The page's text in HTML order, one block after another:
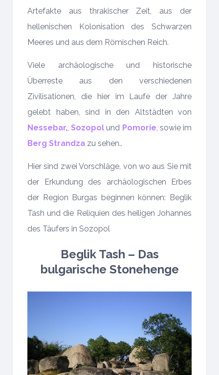
Artefakte aus thrakischer Zeit, aus der
hellenischen Kolonisation des Schwarzen
Meeres und aus dem Römischen Reich.
Viele archäologische und historische
Überreste aus den verschiedenen
Zivilisationen, die hier im Laufe der Jahre
gelebt haben, sind in den Altstädten von
Nessebar,,Sozopol und Pomorie, sowie im
Berg Strandza zu sehen..
Hier sind zwei Vorschläge, von wo aus Sie mit
der Erkundung des archäologischen Erbes
der Region Burgas beginnen können: Beglik
Tash und die Reliquien des heiligen Johannes
des Täufers in Sozopol
Beglik Tash – Das
bulgarische Stonehenge